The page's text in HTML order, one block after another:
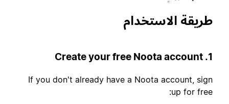
طريقة الاستخدام
1. Create your free Noota account
If you don't already have a Noota account, sign
up for free: